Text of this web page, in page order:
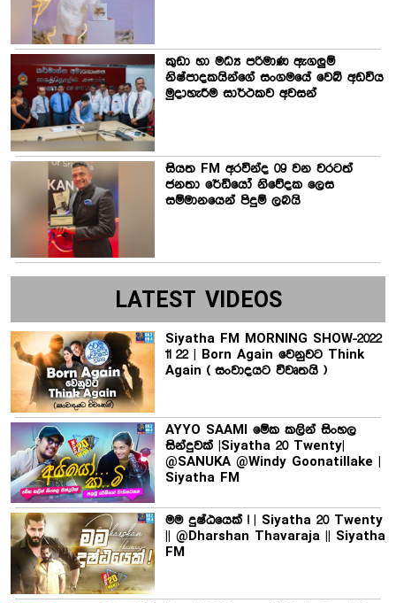
කුඩා හා මධ්‍ය පරිමාණ ඇගලුම්
නිෂ්පාදකයින්ගේ සංගමයේ වෙබ් අඩවිය
මුදාහැරීම සාර්ථකව අවසන්
සියත FM අරවින්ද 09 වන වරටත්
ජනතා රේඩියෝ නිවේදක ලෙස
සම්මානයෙන් පිදුම් ලබයි
LATEST VIDEOS
Siyatha FM MORNING SHOW-2022
11 22 | Born Again වෙනුවට Think
Again ( සංවාදයට විවෘතයි )
AYYO SAAMI මේක කලින් සිංහල
සින්දුවක් |Siyatha 20 Twenty|
@SANUKA @Windy Goonatillake |
Siyatha FM
මම දුෂ්ඨයෙක් ! | Siyatha 20 Twenty
|| @Dharshan Thavaraja || Siyatha
FM